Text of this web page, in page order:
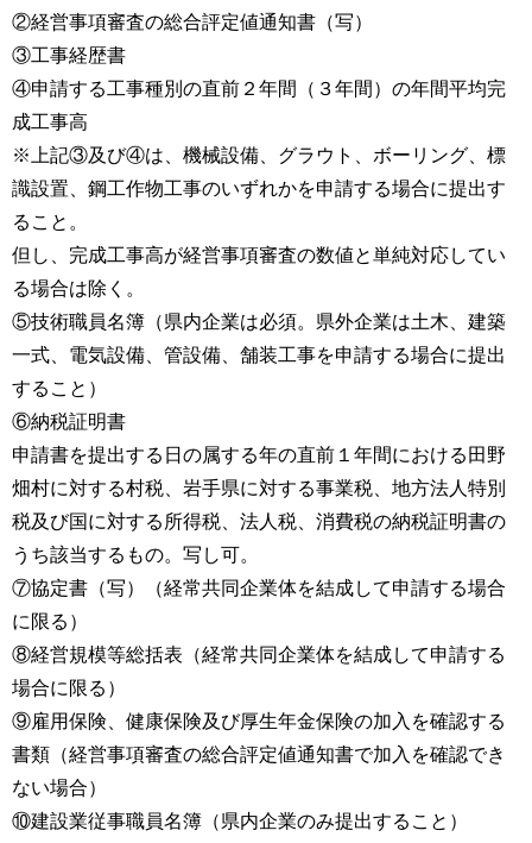
②経営事項審査の総合評定値通知書（写）
③工事経歴書
④申請する工事種別の直前２年間（３年間）の年間平均完
成工事高
※上記③及び④は、機械設備、グラウト、ボーリング、標
識設置、鋼工作物工事のいずれかを申請する場合に提出す
ること。
但し、完成工事高が経営事項審査の数値と単純対応してい
る場合は除く。
⑤技術職員名簿（県内企業は必須。県外企業は土木、建築
一式、電気設備、管設備、舗装工事を申請する場合に提出
すること）
⑥納税証明書
申請書を提出する日の属する年の直前１年間における田野
畑村に対する村税、岩手県に対する事業税、地方法人特別
税及び国に対する所得税、法人税、消費税の納税証明書の
うち該当するもの。写し可。
⑦協定書（写）（経常共同企業体を結成して申請する場合
に限る）
⑧経営規模等総括表（経常共同企業体を結成して申請する
場合に限る）
⑨雇用保険、健康保険及び厚生年金保険の加入を確認する
書類（経営事項審査の総合評定値通知書で加入を確認でき
ない場合）
⑩建設業従事職員名簿（県内企業のみ提出すること）